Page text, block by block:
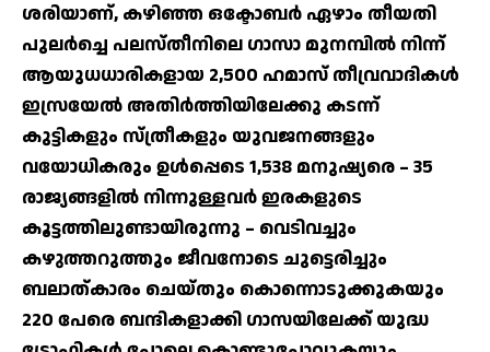
ശരിയാണ്, കഴിഞ്ഞ ഒക്ടോബര്‍ ഏഴാം തീയതി
പുലര്‍ച്ചെ പലസ്തീനിലെ ഗാസാ മുനമ്പില്‍ നിന്ന്
ആയുധധാരികളായ 2,500 ഹമാസ് തീവ്രവാദികള്‍
ഇസ്രയേല്‍ അതിര്‍ത്തിയിലേക്കു കടന്ന്
കുട്ടികളും സ്ത്രീകളും യുവജനങ്ങളും
വയോധികരും ഉള്‍പ്പെടെ 1,538 മനുഷ്യരെ – 35
രാജ്യങ്ങളില്‍ നിന്നുള്ളവര്‍ ഇരകളുടെ
കൂട്ടത്തിലുണ്ടായിരുന്നു – വെടിവച്ചും
കഴുത്തറുത്തും ജീവനോടെ ചുട്ടെരിച്ചും
ബലാത്കാരം ചെയ്തും കൊന്നൊടുക്കുകയും
220 പേരെ ബന്ദികളാക്കി ഗാസയിലേക്ക് യുദ്ധ